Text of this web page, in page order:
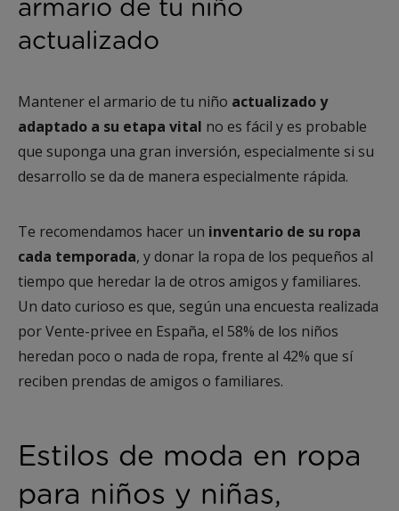
armario de tu niño
actualizado
Mantener el armario de tu niño actualizado y
adaptado a su etapa vital no es fácil y es probable
que suponga una gran inversión, especialmente si su
desarrollo se da de manera especialmente rápida.
Te recomendamos hacer un inventario de su ropa
cada temporada, y donar la ropa de los pequeños al
tiempo que heredar la de otros amigos y familiares.
Un dato curioso es que, según una encuesta realizada
por Vente-privee en España, el 58% de los niños
heredan poco o nada de ropa, frente al 42% que sí
reciben prendas de amigos o familiares.
Estilos de moda en ropa
para niños y niñas,